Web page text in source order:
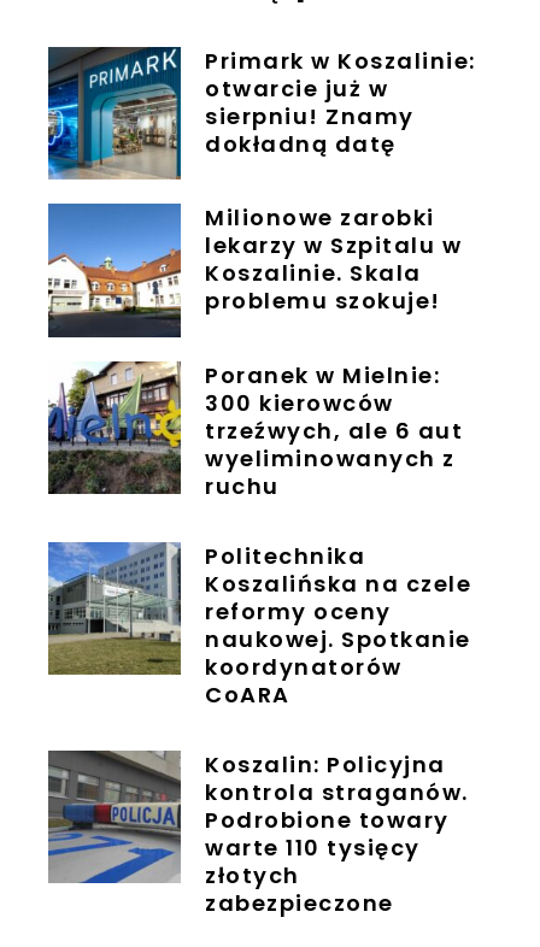
Primark w Koszalinie:
otwarcie już w
sierpniu! Znamy
dokładną datę
Milionowe zarobki
lekarzy w Szpitalu w
Koszalinie. Skala
problemu szokuje!
Poranek w Mielnie:
300 kierowców
trzeźwych, ale 6 aut
wyeliminowanych z
ruchu
Politechnika
Koszalińska na czele
reformy oceny
naukowej. Spotkanie
koordynatorów
CoARA
Koszalin: Policyjna
kontrola straganów.
Podrobione towary
warte 110 tysięcy
złotych
zabezpieczone